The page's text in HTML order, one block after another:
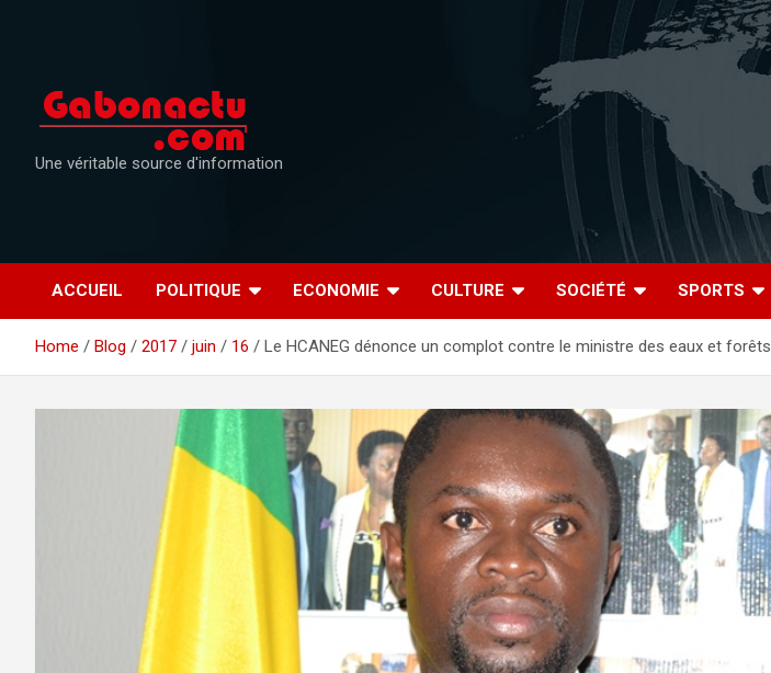
Une véritable source d'information
ACCUEIL POLITIQUE ECONOMIE CULTURE SOCIÉTÉ SPORTS
Home Blog 2017 juin 16 Le HCANEG dénonce un complot contre le ministre des eaux et forêts